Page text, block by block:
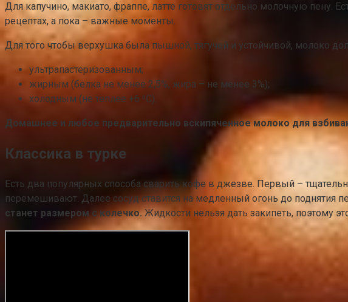
Для капучино, макиато, фраппе, латте готовят отдельно молочную пену.
рецептах, а пока – важные моменты.
Для того чтобы верхушка была пышной, тягучей и устойчивой, молоко
ультрапастеризованным;
жирным (белка не менее 2,5%, жира – не менее 3%);
холодным (не теплее +6 ⁰С).
Домашнее и любое предварительно вскипяченное молоко для
Классика в турке
Есть два популярных способа сварить кофе в джезве. Первый –
перемешивают. Далее сосуд ставится на медленный огонь до поднятия
станет размером с колечко.Жидкости нельзя дать закипеть, поэтому